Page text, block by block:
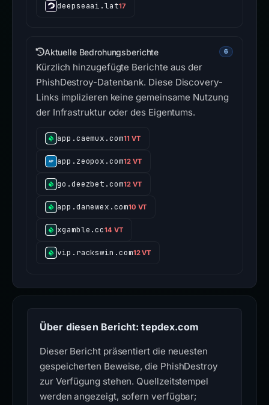
deepseaai.lat17
Aktuelle Bedrohungsberichte 6
Kürzlich hinzugefügte Berichte aus der
PhishDestroy-Datenbank. Diese Discovery-
Links implizieren keine gemeinsame Nutzung
der Infrastruktur oder des Eigentums.
app.caemux.com11 VT
app.zeopox.com12 VT
go.deezbet.com12 VT
app.danewex.com10 VT
xgamble.cc14 VT
vip.rackswin.com12 VT
Über diesen Bericht: tepdex.com
Dieser Bericht präsentiert die neuesten
gespeicherten Beweise, die PhishDestroy
zur Verfügung stehen. Quellzeitstempel
werden angezeigt, sofern verfügbar;